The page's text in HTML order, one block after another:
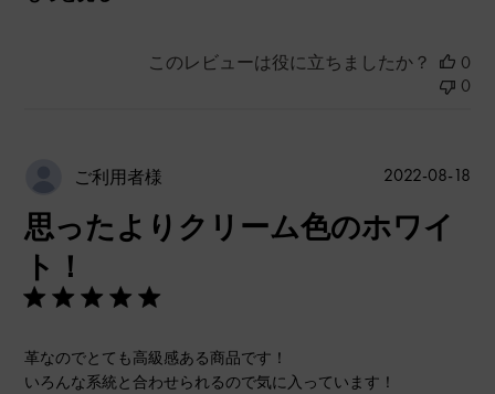
このレビューは役に立ちましたか？
0
0
ご利用者様
思ったよりクリーム色のホワイ
ト！
革なのでとても高級感ある商品です！
いろんな系統と合わせられるので気に入っています！
公
2022-08-18